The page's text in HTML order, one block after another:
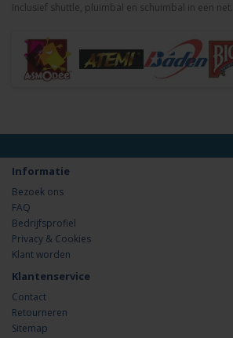
Inclusief shuttle, pluimbal en schuimbal in een net.
Informatie
Bezoek ons
FAQ
Bedrijfsprofiel
Privacy & Cookies
Klant worden
Klantenservice
Contact
Retourneren
Sitemap